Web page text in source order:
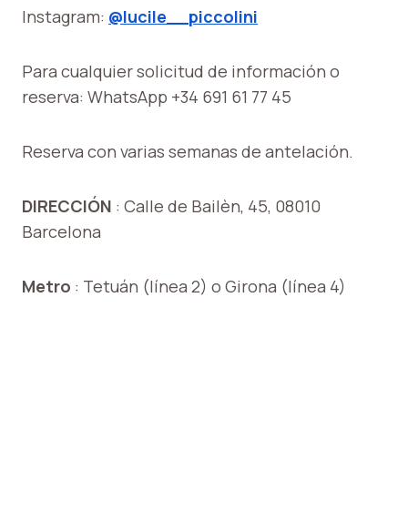
Instagram: @lucile__piccolini
Para cualquier solicitud de información o
reserva: WhatsApp +34 691 61 77 45
Reserva con varias semanas de antelación.
DIRECCIÓN : Calle de Bailèn, 45, 08010
Barcelona
Metro : Tetuán (línea 2) o Girona (línea 4)